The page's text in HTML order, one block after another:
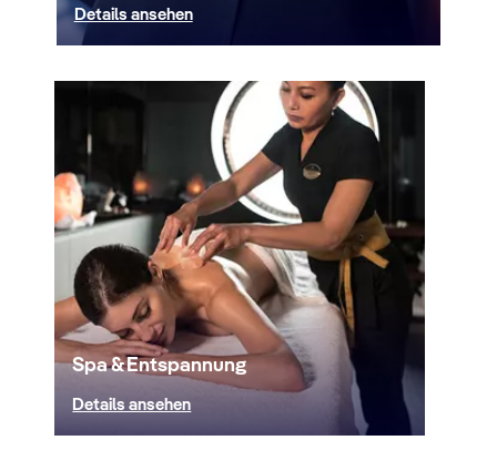
Details ansehen
Spa & Entspannung
Details ansehen